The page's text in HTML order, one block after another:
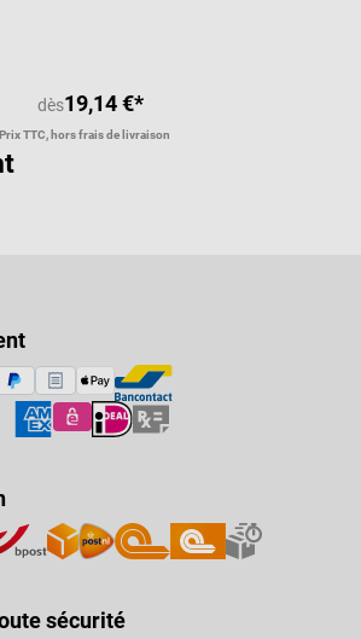
dès19,14 €*
Prix TTC, hors frais de livraison
sécurité